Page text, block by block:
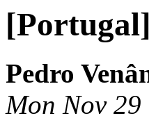
Pedro
Mon Nov